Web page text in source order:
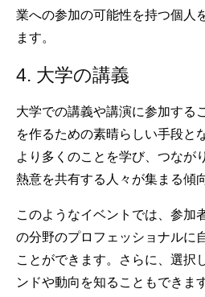
業への参加の可能性を持つ個人
ます。
4. 大学の講義
大学での講義や講演に参加する
を作るための素晴らしい手段と
より多くのことを学び、つなが
熱意を共有する人々が集まる傾
このようなイベントでは、参加
の分野のプロフェッショナルに
ことができます。さらに、選択
ンドや動向を知ることもできま